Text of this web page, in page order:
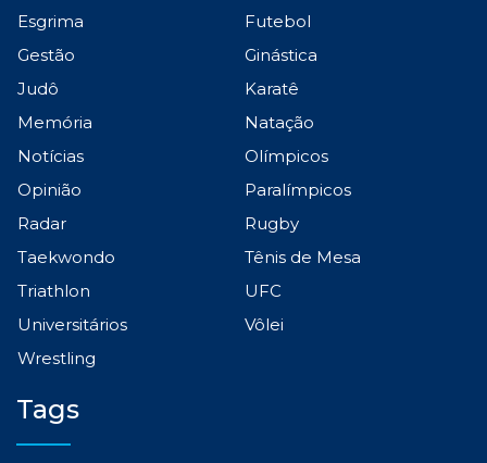
Esgrima
Futebol
Gestão
Ginástica
Judô
Karatê
Memória
Natação
Notícias
Olímpicos
Opinião
Paralímpicos
Radar
Rugby
Taekwondo
Tênis de Mesa
Triathlon
UFC
Universitários
Vôlei
Wrestling
Tags